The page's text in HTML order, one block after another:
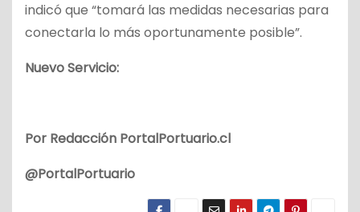
indicó que “tomará las medidas necesarias para
conectarla lo más oportunamente posible”.
Nuevo Servicio:
Por Redacción PortalPortuario.cl
@PortalPortuario